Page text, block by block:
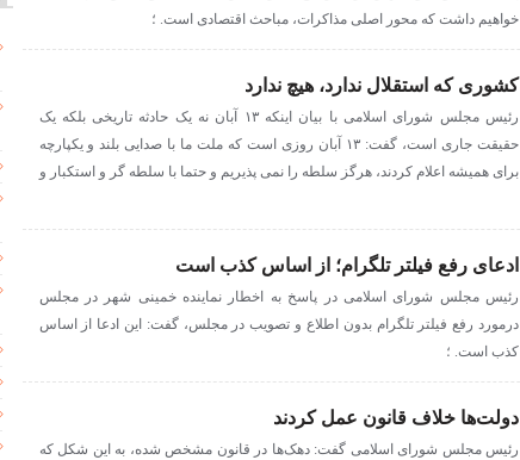
خواهیم داشت که محور اصلی مذاکرات، مباحث اقتصادی است. ؛
کشوری که استقلال ندارد، هیچ ندارد
رئیس مجلس شورای اسلامی با بیان اینکه ۱۳ آبان نه یک حادثه تاریخی بلکه یک
حقیقت جاری است، گفت: ۱۳ آبان روزی است که ملت ما با صدایی بلند و یکپارچه
برای همیشه اعلام کردند، هرگز سلطه را نمی پذیریم و حتما با سلطه گر و استکبار و
ادعای رفع فیلتر تلگرام؛ از اساس کذب است
رئیس مجلس شورای اسلامی در پاسخ به اخطار نماینده خمینی شهر در مجلس
درمورد رفع فیلتر تلگرام بدون اطلاع و تصویب در مجلس، گفت: این ادعا از اساس
کذب است. ؛
دولت‌ها خلاف قانون عمل کردند
رئیس مجلس شورای اسلامی گفت: دهک‌ها در قانون مشخص شده، به این شکل که